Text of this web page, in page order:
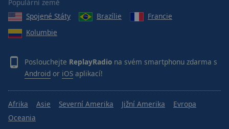
Populární země
Spojené Státy
Brazílie
Francie
Kolumbie
Poslouchejte ReplayRadio na svém smartphonu zdarma s
Android or iOS aplikací!
Afrika Asie Severní Amerika Jižní Amerika
Evropa
Oceania